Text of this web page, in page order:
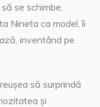
se schimbe.
Nineta ca model, îi
inventând pe
să surprindă
și